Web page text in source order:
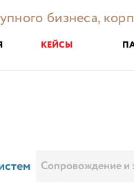
бизнеса,
КЕЙСЫ
Сопровождение и